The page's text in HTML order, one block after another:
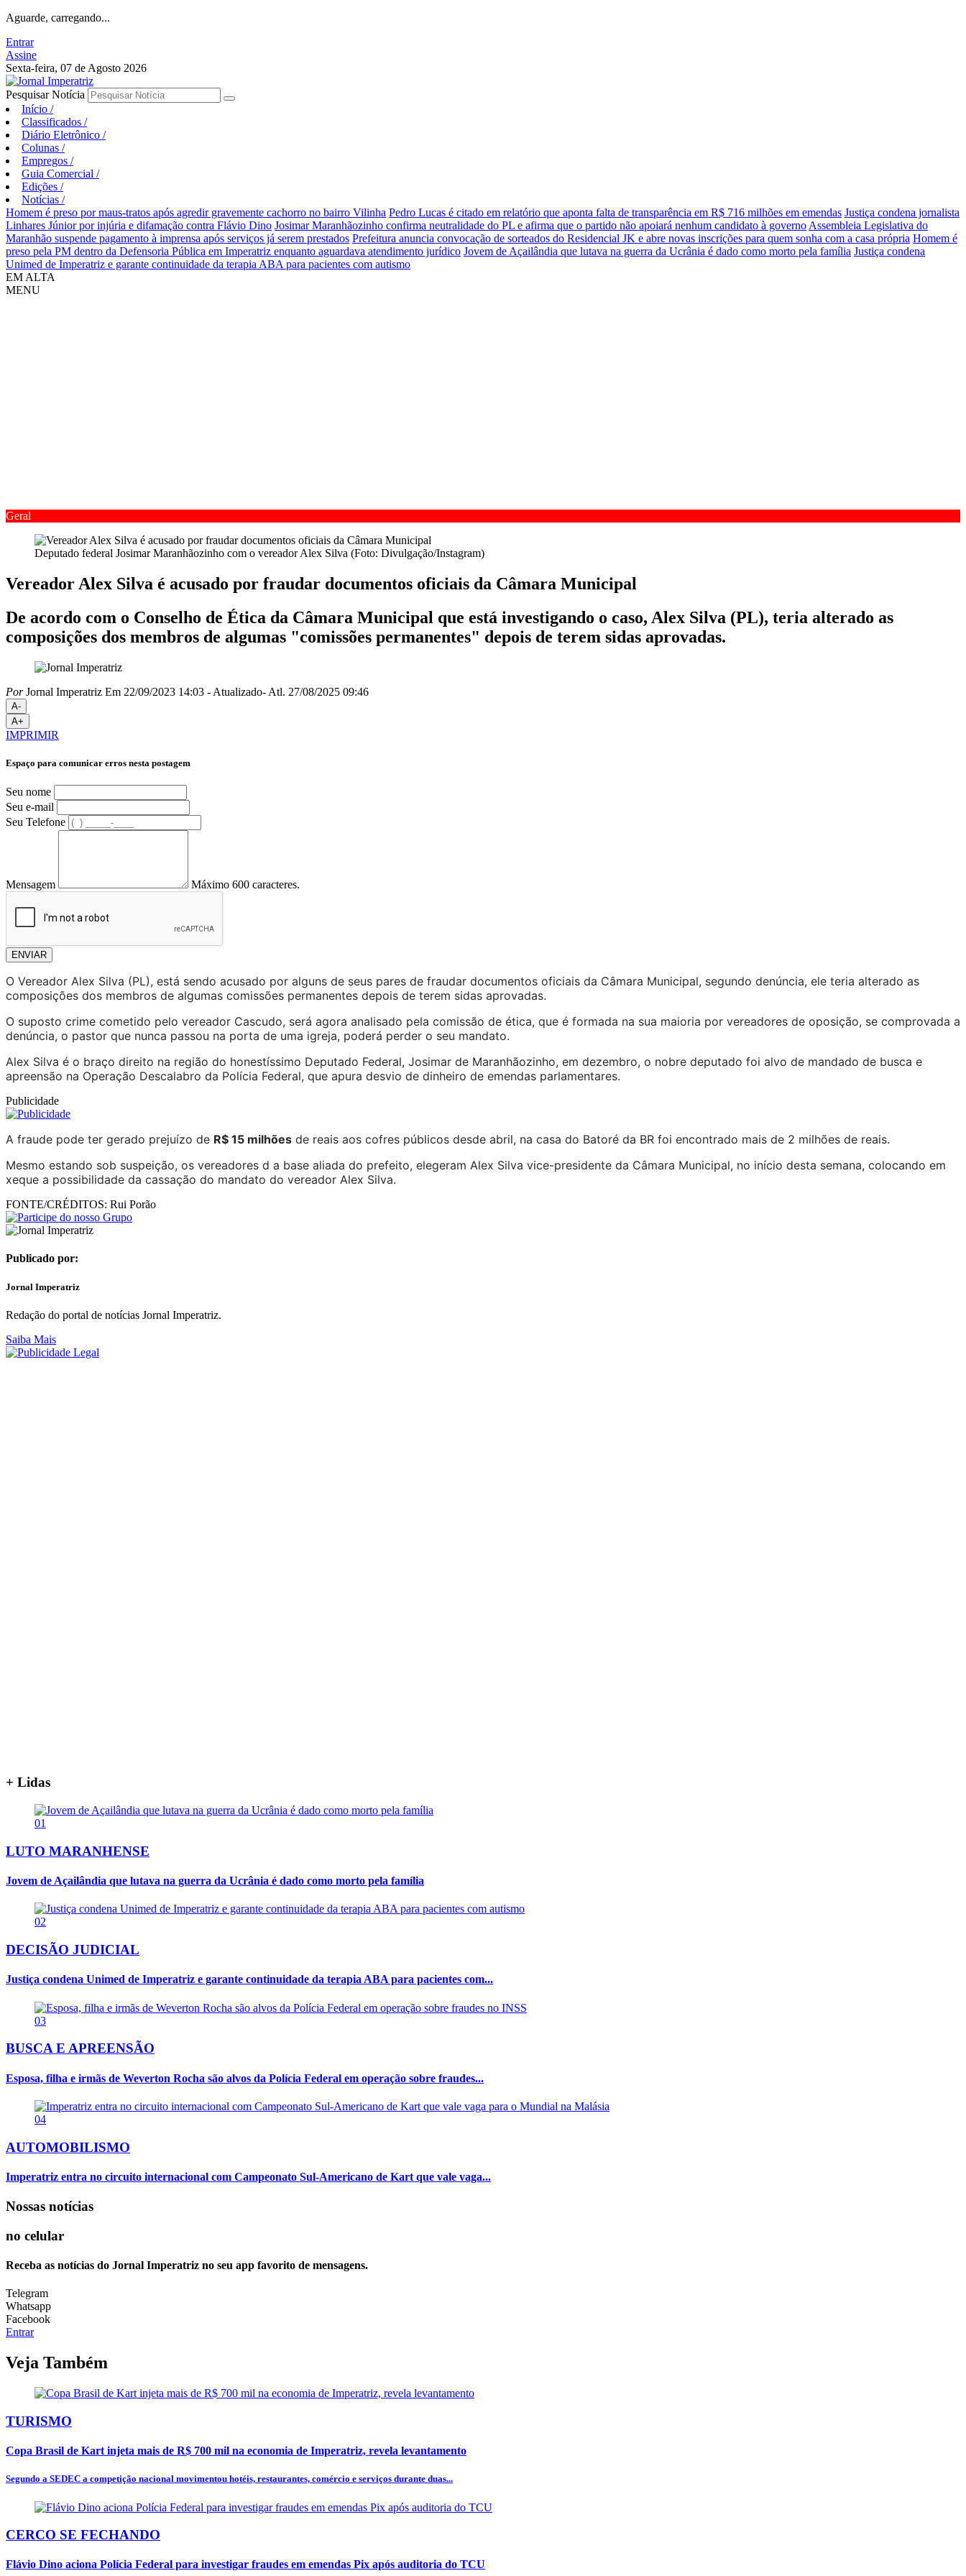
Aguarde, carregando...
Entrar
Assine
Sexta-feira, 07 de Agosto 2026
Pesquisar Notícia
Início /
Classificados /
Diário Eletrônico /
Colunas /
Empregos /
Guia Comercial /
Edições /
Notícias /
Homem é preso por maus-tratos após agredir gravemente cachorro no bairro Vilinha Pedro Lucas é citado em relatório que aponta falta de transparência em R$ 716 milhões em emendas Justiça condena jornalista
Linhares Júnior por injúria e difamação contra Flávio Dino Josimar Maranhãozinho confirma neutralidade do PL e afirma que o partido não apoiará nenhum candidato à governo Assembleia Legislativa do
Maranhão suspende pagamento à imprensa após serviços já serem prestados Prefeitura anuncia convocação de sorteados do Residencial JK e abre novas inscrições para quem sonha com a casa própria Homem é
preso pela PM dentro da Defensoria Pública em Imperatriz enquanto aguardava atendimento jurídico Jovem de Açailândia que lutava na guerra da Ucrânia é dado como morto pela família Justiça condena
Unimed de Imperatriz e garante continuidade da terapia ABA para pacientes com autismo
EM ALTA
MENU
Geral
Deputado federal Josimar Maranhãozinho com o vereador Alex Silva (Foto: Divulgação/Instagram)
Vereador Alex Silva é acusado por fraudar documentos oficiais da Câmara Municipal
De acordo com o Conselho de Ética da Câmara Municipal que está investigando o caso, Alex Silva (PL), teria alterado as
composições dos membros de algumas "comissões permanentes" depois de terem sidas aprovadas.
PorJornal Imperatriz Em 22/09/2023 14:03 - Atualizado- Atl. 27/08/2025 09:46
A-
A+
IMPRIMIR
Espaço para comunicar erros nesta postagem
Seu nome
Seu e-mail
Seu Telefone
Mensagem Máximo 600 caracteres.
ENVIAR
O Vereador Alex Silva (PL), está sendo acusado por alguns de seus pares de fraudar documentos oficiais da Câmara Municipal, segundo denúncia, ele teria alterado as
composições dos membros de algumas comissões permanentes depois de terem sidas aprovadas.
O suposto crime cometido pelo vereador Cascudo, será agora analisado pela comissão de ética, que é formada na sua maioria por vereadores de oposição, se comprovada a
denúncia, o pastor que nunca passou na porta de uma igreja, poderá perder o seu mandato.
Alex Silva é o braço direito na região do honestíssimo Deputado Federal, Josimar de Maranhãozinho, em dezembro, o nobre deputado foi alvo de mandado de busca e
apreensão na Operação Descalabro da Polícia Federal, que apura desvio de dinheiro de emendas parlamentares.
Publicidade
A fraude pode ter gerado prejuízo de R$ 15 milhões de reais aos cofres públicos desde abril, na casa do Batoré da BR foi encontrado mais de 2 milhões de reais.
Mesmo estando sob suspeição, os vereadores d a base aliada do prefeito, elegeram Alex Silva vice-presidente da Câmara Municipal, no início desta semana, colocando em
xeque a possibilidade da cassação do mandato do vereador Alex Silva.
FONTE/CRÉDITOS: Rui Porão
Publicado por:
Jornal Imperatriz
Redação do portal de notícias Jornal Imperatriz.
Saiba Mais
+ Lidas
01
LUTO MARANHENSE
Jovem de Açailândia que lutava na guerra da Ucrânia é dado como morto pela família
02
DECISÃO JUDICIAL
Justiça condena Unimed de Imperatriz e garante continuidade da terapia ABA para pacientes com...
03
BUSCA E APREENSÃO
Esposa, filha e irmãs de Weverton Rocha são alvos da Polícia Federal em operação sobre fraudes...
04
AUTOMOBILISMO
Imperatriz entra no circuito internacional com Campeonato Sul-Americano de Kart que vale vaga...
Nossas notícias
no celular
Receba as notícias do Jornal Imperatriz no seu app favorito de mensagens.
Telegram
Whatsapp
Facebook
Entrar
Veja Também
TURISMO
Copa Brasil de Kart injeta mais de R$ 700 mil na economia de Imperatriz, revela levantamento
Segundo a SEDEC a competição nacional movimentou hotéis, restaurantes, comércio e serviços durante duas...
CERCO SE FECHANDO
Flávio Dino aciona Polícia Federal para investigar fraudes em emendas Pix após auditoria do TCU